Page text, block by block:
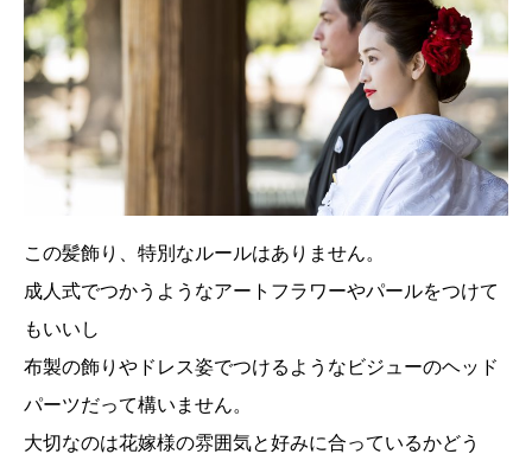
この髪飾り、特別なルールはありません。
成人式でつかうようなアートフラワーやパールをつけて
もいいし
布製の飾りやドレス姿でつけるようなビジューのヘッド
パーツだって構いません。
大切なのは花嫁様の雰囲気と好みに合っているかどう